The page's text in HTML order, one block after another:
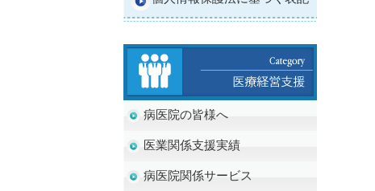
病医院の皆様へ
医業関係支援実績
病医院関係サービス